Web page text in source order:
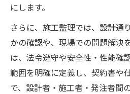
にします。
さらに、施工監理では、設計通
かの確認や、現場での問題解決
は、法令遵守や安全性・性能確
範囲を明確に定義し、契約書や
で、設計者・施工者・発注者間